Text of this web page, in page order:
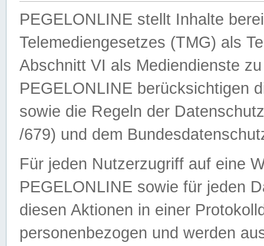
PEGELONLINE stellt Inhalte
Telemediengesetzes (TMG) als
Abschnitt VI als Mediendienste
PEGELONLINE berücksichtigen
sowie die Regeln der
/679) und dem
Für jeden Nutzerzugriff auf eine
PEGELONLINE sowie für jeden
diesen Aktionen in einer
personenbezogen und werden